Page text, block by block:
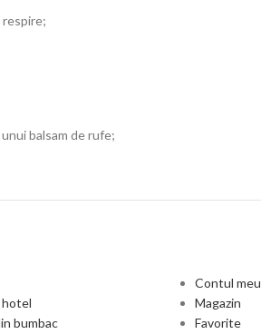
respire;
balsam de rufe;
hotel
bumbac
Contul meu
Magazin
Favorite